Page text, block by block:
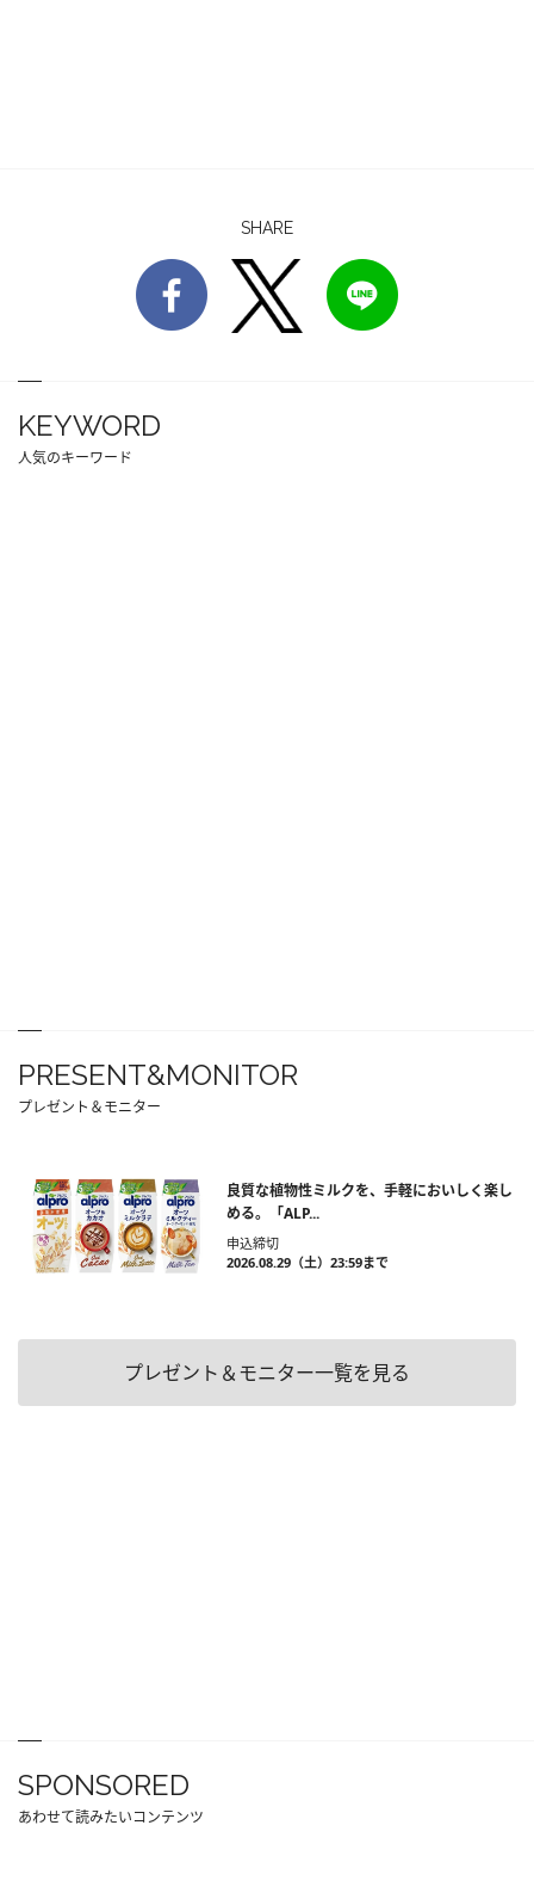
SHARE
KEYWORD
人気のキーワード
PRESENT&MONITOR
プレゼント＆モニター
良質な植物性ミルクを、手軽においしく楽し
める。「ALP...
申込締切
2026.08.29（土）23:59まで
プレゼント＆モニター一覧を見る
SPONSORED
あわせて読みたいコンテンツ